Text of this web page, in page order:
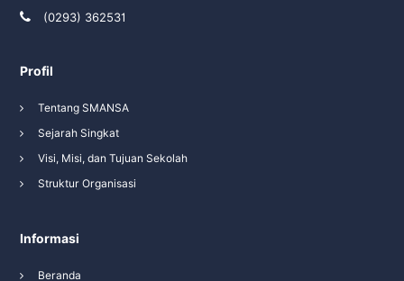
(0293) 362531
Profil
Tentang SMANSA
Sejarah Singkat
Visi, Misi, dan Tujuan Sekolah
Struktur Organisasi
Informasi
Beranda